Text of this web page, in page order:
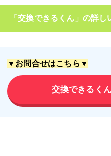
「交換できるくん」の詳し
▼お問合せはこちら▼
交換できるく